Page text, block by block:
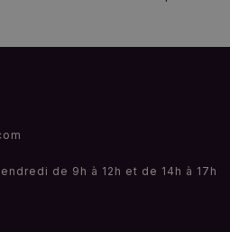
de 9h à 12h et de 14h à 17h